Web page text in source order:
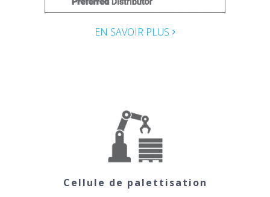
EN SAVOIR PLUS
Cellule de palettisation